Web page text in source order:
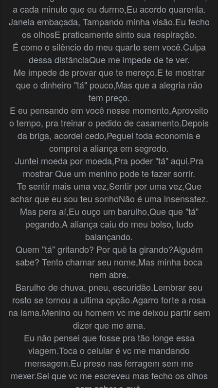
a cada minuto que eu durmo,Eu acordo quarenta.
Janela embaçada, Tampando minha visão.Eu fecho
os olhosE praticamente sinto sua respiração.
É como o silêncio do meu quarto sem você.Culpa
dessa distânciaQue me impede de te ver.
Me impede de provar que te mereço,E te mostrar
que o dinheiro "tá" pouco,Mas que a alegria não
tem preço.
E eu pensando em você nesse momento,Aproveito
o tempo, pra treinar o pedido de casamento.Depois
da briga, acordei cedo,Peguei toda economia e
comprei a aliança em segredo.
Juntei moeda por moeda,Pra poder "tá" aqui.Pra
mostrarQue um menino pode te fazer sorrir.
Te sentir mais uma vez,Sentir por uma vez,Que
achar que eu sou teu sonhoNão é uma insensatez.
Mas pera aí,Eu ouço um barulho,Que que "tá"
pegando.A aliança caiu do meu bolso, tudo
balançando.
Quem "tá" gritando? Por quê ta girando?Alguém
sabe? Tento chamar seu nome,Mas minha boca
nem abre.
Barulho de chuva, pneu, escuridão.Lembrar seu
rosto se tornou a ultima opção.Agarro forte a rosa
na lama.Menino ou homem vc me deixou partir sem
dizer que me ama.
Eu não pensei que fosse pra tão longe essa
viagem.Toca o celular é vc me mandando
mensagem.Eu preso nas ferragem sem me
mexer.Sei que vc me escreveu mas fecho os olhos